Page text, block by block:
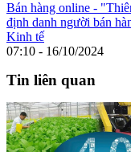
Bán hàng online -
định danh người bán
Kinh tế
07:10 - 16/10/2024
Tin liên quan